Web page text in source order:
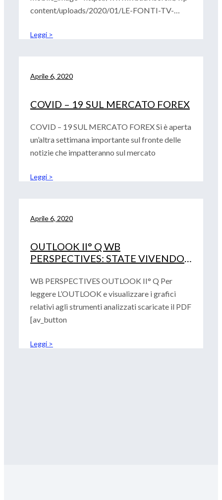
content/uploads/2020/01/LE-FONTI-TV-
attachment_size=’medium’ format=’16-9′
INTERVISTA DI GIUSEPPE DI VITTORIO LE
Leggi >
Aprile 6, 2020
COVID – 19 SUL MERCATO FOREX
COVID – 19 SUL MERCATO FOREX Si è aperta
un’altra settimana importante sul fronte delle
notizie che impatteranno sul mercato
Leggi >
Aprile 6, 2020
OUTLOOK II° Q WB
PERSPECTIVES: STATE VIVENDO
WB PERSPECTIVES OUTLOOK II° Q Per
leggere L’OUTLOOK e visualizzare i grafici
relativi agli strumenti analizzati scaricate il PDF
[av_button
Leggi >